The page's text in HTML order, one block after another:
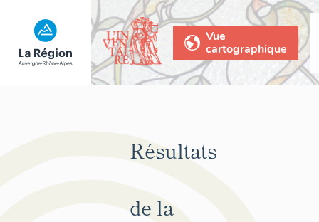
Vue
cartographique
Résultats
de la